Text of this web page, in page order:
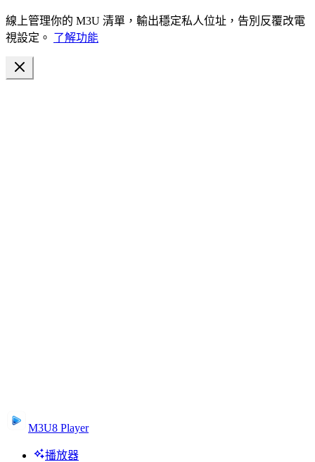
線上管理你的 M3U 清單，輸出穩定私人位址，告別反覆改電
視設定。 了解功能
M3U8 Player
播放器